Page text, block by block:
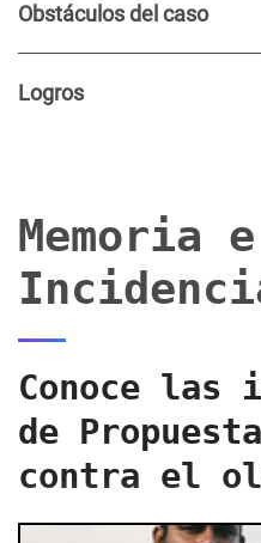
Obstáculos del caso
Logros
Memoria e
Conoce
de
contra el